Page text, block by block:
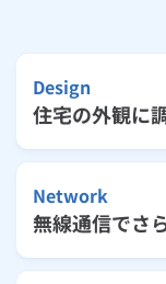
Design
住宅の外観に
Network
無線通信でさ